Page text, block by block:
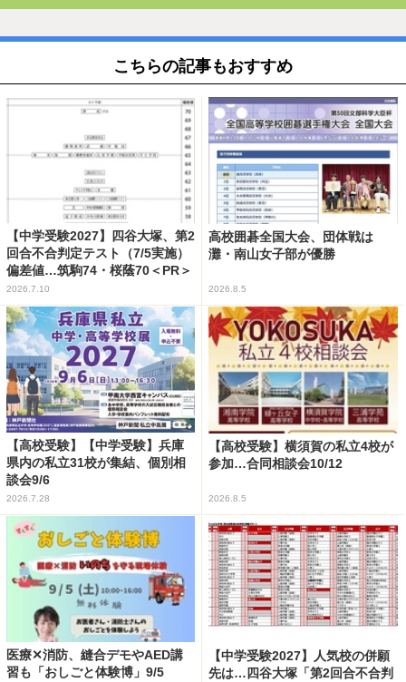
こちらの記事もおすすめ
【中学受験2027】四谷大塚、第2
回合不合判定テスト（7/5実施）
偏差値…筑駒74・桜蔭70＜PR＞
2026.7.10
高校囲碁全国大会、団体戦は
灘・南山女子部が優勝
2026.8.5
【高校受験】【中学受験】兵庫
県内の私立31校が集結、個別相
談会9/6
2026.7.28
【高校受験】横須賀の私立4校が
参加…合同相談会10/12
2026.8.5
医療✕消防、縫合デモやAED講
習も「おしごと体験博」9/5
【中学受験2027】人気校の併願
先は…四谷大塚「第2回合不合判